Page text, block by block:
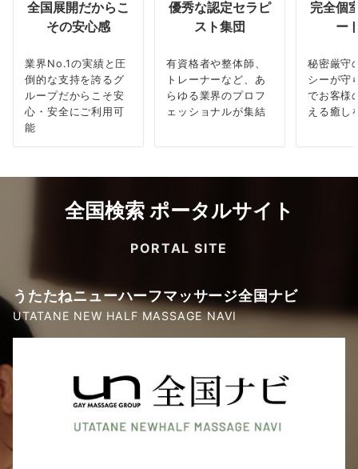
全国展開だからこ
その安心感
業界No.1の実績と圧
倒的な支持を誇るグ
ループだからこそ安
心・安全にご利用可
能
優秀な認定セラピ
スト集団
有資格者や整体師、
トレーナーなど、あ
らゆる業界のプロフ
ェッショナルが集結
完全個
ー
秘密厳守
シーが守
でお客様
える癒し
全国検索 ポータルサイト
PORTAL SITE
うたたねニューハーフマッサージ全国ナビ
UTATANE NEW HALF MASSAGE NAVI